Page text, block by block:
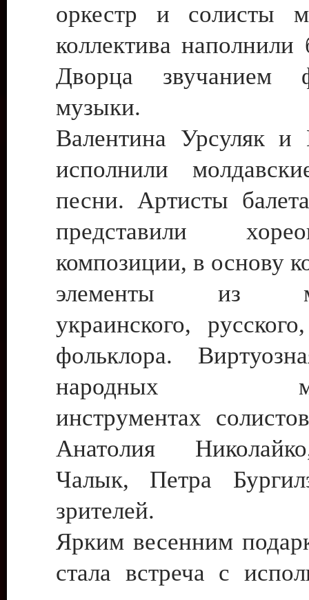
оркестр и солисты
коллектива
Дворца звучанием
музыки.
Валентина Урсуляк
исполнили
песни. Артисты
представили
композиции, в основу
элементы из
украинского,
фольклора.
народных
инструментах
Анатолия
Чалык, Петра
зрителей.
Ярким весенним
стала встреча с